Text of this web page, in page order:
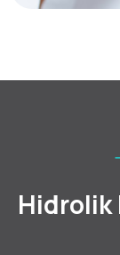
Hidrolik